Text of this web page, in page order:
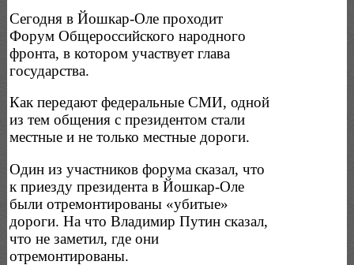
Сегодня в Йошкар-Оле проходит
Форум Общероссийского народного
фронта, в котором участвует глава
государства.
Как передают федеральные СМИ, одной
из тем общения с президентом стали
местные и не только местные дороги.
Один из участников форума сказал, что
к приезду президента в Йошкар-Оле
были отремонтированы «убитые»
дороги. На что Владимир Путин сказал,
что не заметил, где они
отремонтированы.